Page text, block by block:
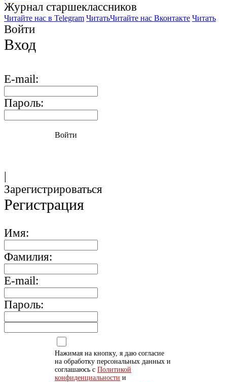
Журнал старшекласcников
Читайте нас в Telegram ЧитатьЧитайте нас Вконтакте Читать
Войти
Вход
E-mail:
Пароль:
Войти
|
Зарегистрироваться
Регистрация
Имя:
Фамилия:
E-mail:
Пароль:
Нажимая на кнопку, я даю согласие
на обработку персональных данных и
соглашаюсь с Политикой
конфиденциальности и